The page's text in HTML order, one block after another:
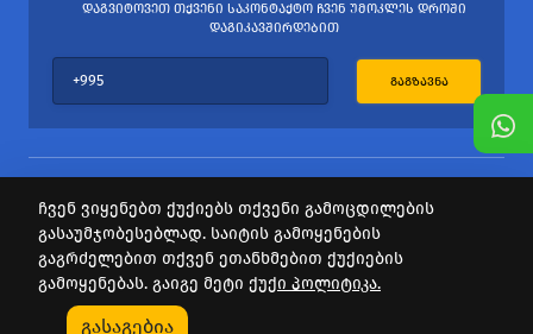
ᲓᲐᲒᲕᲘᲢᲝᲕᲔᲗ ᲗᲥᲕᲔᲜᲘ ᲡᲐᲙᲝᲜᲢᲐᲥᲢᲝ ᲩᲕᲔᲜ ᲣᲛᲝᲙᲚᲔᲡ ᲓᲠᲝᲨᲘ
ᲓᲐᲒᲘᲙᲐᲕᲨᲘᲠᲓᲔᲑᲘᲗ
ᲒᲐᲒᲖᲐᲕᲜᲐ
ყველა უფლება დაცულია
საიტის პროვაიდერი Webdoors.ge
ჩვენ ვიყენებთ ქუქიებს თქვენი გამოცდილების
გასაუმჯობესებლად. საიტის გამოყენების
გაგრძელებით თქვენ ეთანხმებით ქუქიების
გამოყენებას. გაიგე მეტი ქუქი პოლიტიკა.
გასაგებია